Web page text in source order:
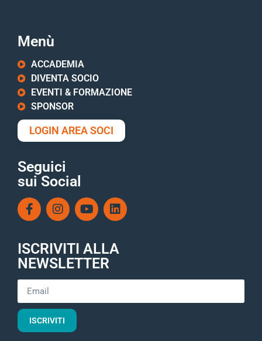
Menù
ACCADEMIA
DIVENTA SOCIO
EVENTI & FORMAZIONE
SPONSOR
LOGIN AREA SOCI
Seguici
sui Social
ISCRIVITI ALLA
NEWSLETTER
ISCRIVITI